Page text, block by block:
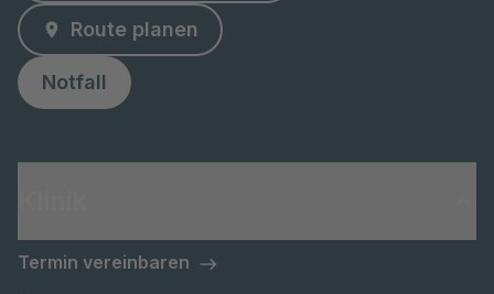
Route planen
Notfall
Termin vereinbaren